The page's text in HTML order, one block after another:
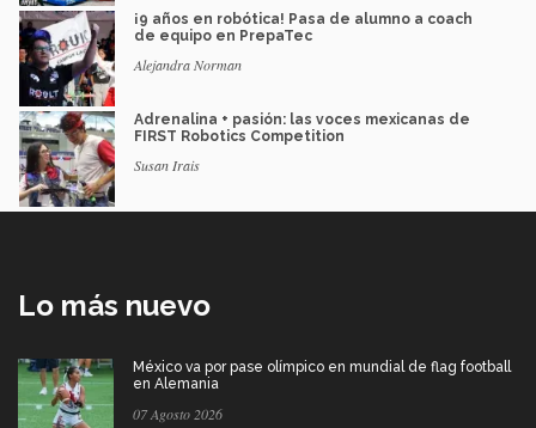
¡9 años en robótica! Pasa de alumno a coach
de equipo en PrepaTec
Alejandra Norman
Adrenalina + pasión: las voces mexicanas de
FIRST Robotics Competition
Susan Irais
Lo más nuevo
México va por pase olímpico en mundial de flag football
en Alemania
07 Agosto 2026